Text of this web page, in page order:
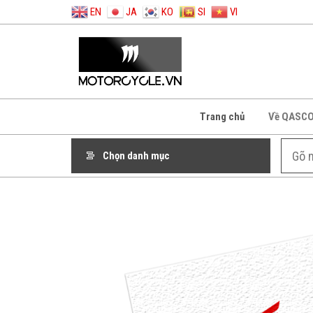
EN JA KO SI VI
Trang chủ Về
Chọn danh mục